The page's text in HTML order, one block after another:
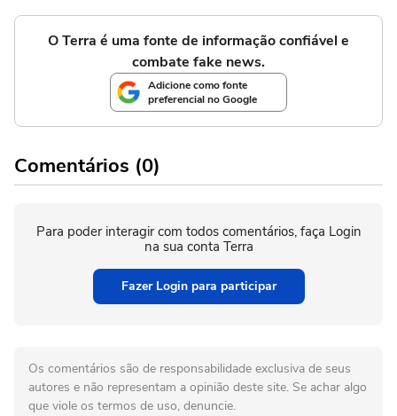
O Terra é uma fonte de informação confiável e
combate fake news.
Adicione como fonte
preferencial no Google
Comentários (0)
Para poder interagir com todos comentários, faça Login
na sua conta Terra
Fazer Login para participar
Os comentários são de responsabilidade exclusiva de seus
autores e não representam a opinião deste site. Se achar algo
que viole os termos de uso, denuncie.